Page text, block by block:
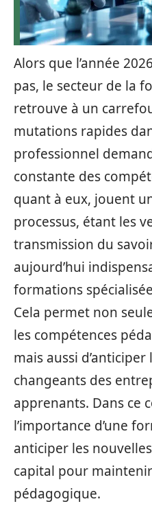
Alors que l’année
pas, le secteur de la
retrouve à un
mutations rapides
professionnel
constante des
quant à eux, jouent
processus, étant les
transmission du
aujourd’hui
formations
Cela permet non
les compétences
mais aussi d’anticiper
changeants des
apprenants. Dans ce
l’importance d’une
anticiper les
capital pour
pédagogique.